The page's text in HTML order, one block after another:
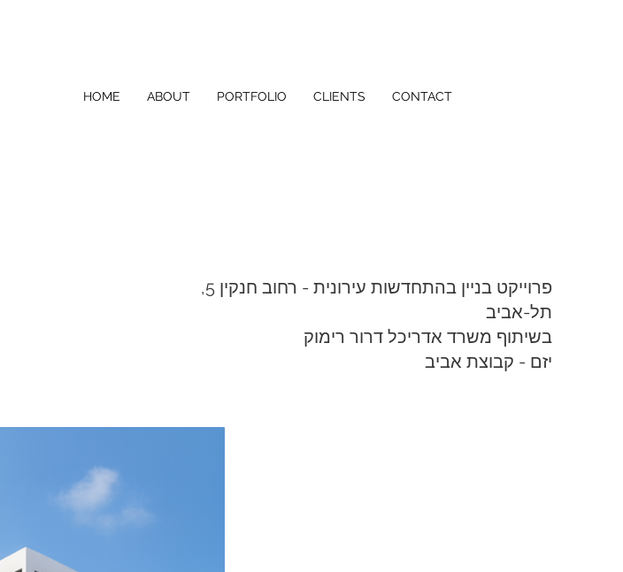
HOME ABOUT PORTFOLIO CLIENTS CONTACT
פרוייקט בניין בהתחדשות עירונית - רחוב חנקין 5,
תל-אביב
בשיתוף משרד אדריכל דרור רימוק
יזם - קבוצת אביב